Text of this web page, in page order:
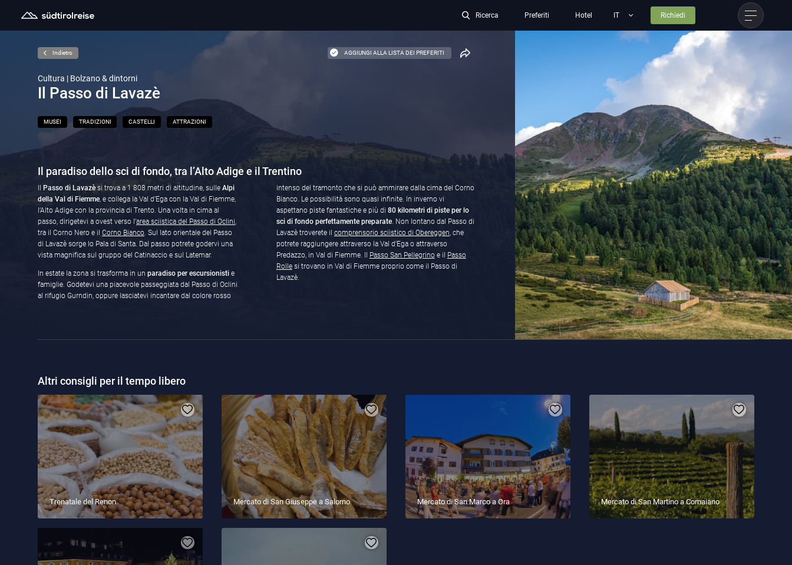
Ricerca Preferiti Hotel Richiedi
AGGIUNGI ALLA LISTA DEI PREFERITI
Indietro
Cultura | Bolzano & dintorni
Il Passo di Lavazè
MUSEI TRADIZIONI CASTELLI ATTRAZIONI
Il paradiso dello sci di fondo, tra l’Alto Adige e il Trentino
Il Passo di Lavazè si trova a 1 808 metri di altitudine, sulle Alpi
della Val di Fiemme, e collega la Val d’Ega con la Val di Fiemme,
l’Alto Adige con la provincia di Trento. Una volta in cima al
passo, dirigetevi a ovest verso l’area sciistica del Passo di Oclini,
tra il Corno Nero e il Corno Bianco. Sul lato orientale del Passo
di Lavazè sorge lo Pala di Santa. Dal passo potrete godervi una
vista magnifica sul gruppo del Catinaccio e sul Latemar.
In estate la zona si trasforma in un paradiso per escursionisti e
famiglie. Godetevi una piacevole passeggiata dal Passo di Oclini
al rifugio Gurndin, oppure lasciatevi incantare dal colore rosso
intenso del tramonto che si può ammirare dalla cima del Corno
Bianco. Le possibilità sono quasi infinite. In inverno vi
aspettano piste fantastiche e più di 80 kilometri di piste per lo
sci di fondo perfettamente preparate. Non lontano dal Passo di
Lavazè troverete il comprensorio sciistico di Obereggen, che
potrete raggiungere attraverso la Val d’Ega o attraverso
Predazzo, in Val di Fiemme. Il Passo San Pellegrinoe il Passo
Rollesi trovano in Val di Fiemme proprio come il Passo di
Lavazè.
Altri consigli per il tempo libero
Trenatale del Renon Mercato di San Giuseppe a Salorno Mercato di San Marco a Ora Mercato di San Martino a Cornaiano